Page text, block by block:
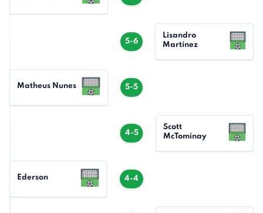
5-6
Lisandro
Martínez
5-5
Matheus Nunes
4-5
Scott
McTominay
4-4
Ederson